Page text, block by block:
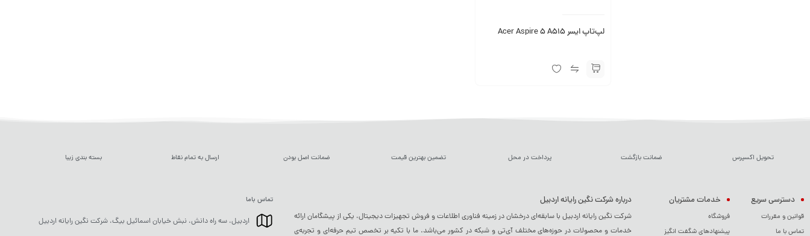
لپ‌تاپ ایسر Acer Aspire 5 A515
تحویل اکسپرس ضمانت بازگشت پرداخت در محل تضمین بهترین قیمت ضمانت اصل بودن ارسال به تمام نقاط بسته بندی زیبا
دسترسی سریع
قوانین و مقررات
تماس با ما
خدمات مشتریان
فروشگاه
پیشنهادهای شگفت انگیز
درباره شرکت نگین رایانه اردبیل
شرکت نگین رایانه اردبیل با سابقه‌ای درخشان در زمینه فناوری اطلاعات و فروش تجهیزات دیجیتال، یکی از پیشگامان ارائه
خدمات و محصولات در حوزه‌های مختلف آی‌تی و شبکه در کشور می‌باشد. ما با تکیه بر تخصص تیم حرفه‌ای و تجربه‌ی
تماس باما
اردبیل، سه راه دانش، نبش خیابان اسمائیل بیگ، شرکت نگین رایانه اردبیل